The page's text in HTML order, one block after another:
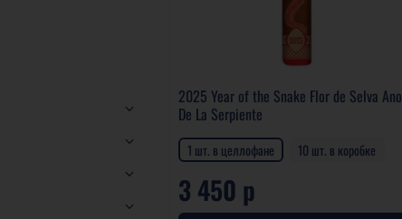
2025 Year of the Snake Flor de Selva Ano
De La Serpiente
1 шт. в целлофане 10 шт. в коробке
3 450 р